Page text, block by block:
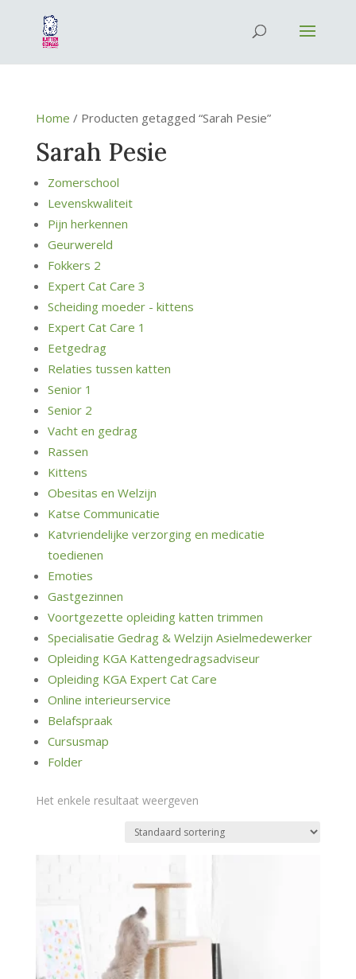
Home / Producten getagged “Sarah Pesie”
Sarah Pesie
Zomerschool
Levenskwaliteit
Pijn herkennen
Geurwereld
Fokkers 2
Expert Cat Care 3
Scheiding moeder - kittens
Expert Cat Care 1
Eetgedrag
Relaties tussen katten
Senior 1
Senior 2
Vacht en gedrag
Rassen
Kittens
Obesitas en Welzijn
Katse Communicatie
Katvriendelijke verzorging en medicatie
toedienen
Emoties
Gastgezinnen
Voortgezette opleiding katten trimmen
Specialisatie Gedrag & Welzijn Asielmedewerker
Opleiding KGA Kattengedragsadviseur
Opleiding KGA Expert Cat Care
Online interieurservice
Belafspraak
Cursusmap
Folder
Het enkele resultaat weergeven